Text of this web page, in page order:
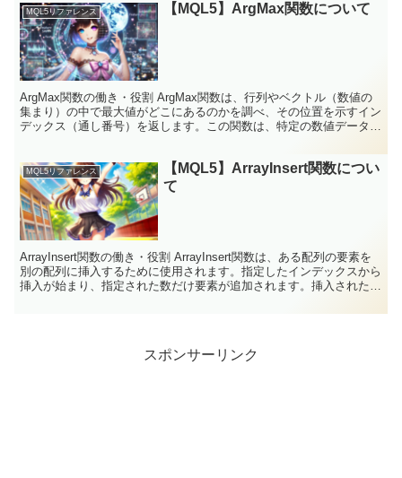
MQL5リファレンス 【MQL5】ArgMax関数について
ArgMax関数の働き・役割 ArgMax関数は、行列やベクトル（数値の
集まり）の中で最大値がどこにあるのかを調べ、その位置を示すイン
デックス（通し番号）を返します。この関数は、特定の数値データか
MQL5リファレンス
【MQL5】ArrayInsert関数につい
て
ArrayInsert関数の働き・役割 ArrayInsert関数は、ある配列の要素を
別の配列に挿入するために使用されます。指定したインデックスから
挿入が始まり、指定された数だけ要素が追加されます。挿入された要
スポンサーリンク